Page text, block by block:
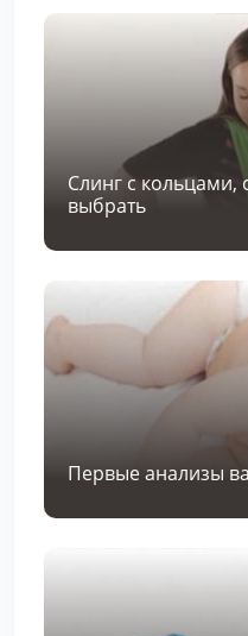
Слинг с кольцами,
выбрать
Первые анализы